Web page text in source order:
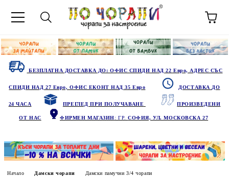
БЕЗПЛАТНА ДОСТАВКА ДО: ОФИС СПИДИ НАД 22 Евро, АДРЕС СЪС
СПИДИ НАД 27 Евро, ОФИС ЕКОНТ НАД 35 Евро ДОСТАВКА ДО
24 ЧАСА ПРЕГЛЕД ПРИ ПОЛУЧАВАНЕ ПРОИЗВЕДЕНИ
ОТ НАС ФИРМЕН МАГАЗИН: ГР.СОФИЯ, УЛ. МОСКОВСКА 27
Начало Дамски чорапи
Дамски памучни 3/4 чорапи